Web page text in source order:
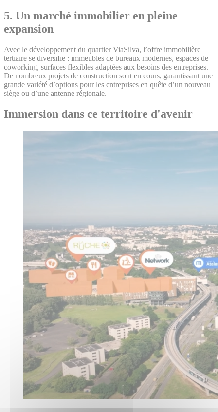
5. Un marché immobilier en pleine
expansion
Avec le développement du quartier ViaSilva, l’offre immobilière
tertiaire se diversifie : immeubles de bureaux modernes, espaces de
coworking, surfaces flexibles adaptées aux besoins des entreprises.
De nombreux projets de construction sont en cours, garantissant une
grande variété d’options pour les entreprises en quête d’un nouveau
siège ou d’une antenne régionale.
Immersion dans ce territoire d'avenir